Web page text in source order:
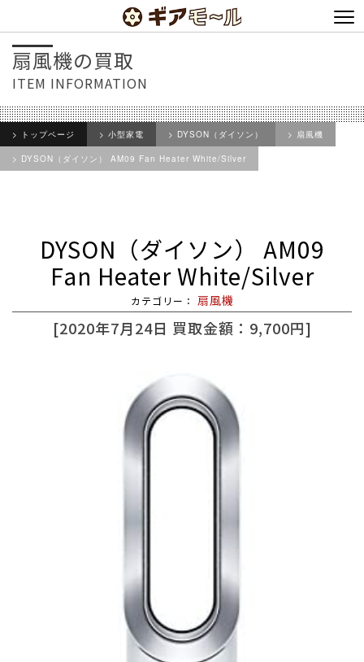
扇風機の買取
ITEM INFORMATION
トップページ 小型家電 DYSON（ダイソン） 扇風機
DYSON（ダイソン） AM09 Fan Heater White/Silver
DYSON（ダイソン） AM09
Fan Heater White/Silver
扇風機
2020年7月24日 買取金額：9,700円